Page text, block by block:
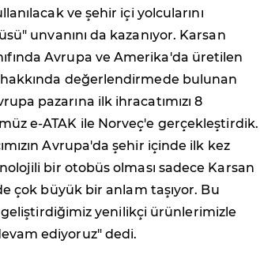
ve şehir içi yolcularını
unvanını da kazanıyor. Karsan
Avrupa ve Amerika'da üretilen
değerlendirmede bulunan
pazarına ilk ihracatımızı 8
e-ATAK ile Norveç'e gerçekleştirdik.
Avrupa'da şehir içinde ilk kez
bir otobüs olması sadece Karsan
çok büyük bir anlam taşıyor. Bu
yenilikçi ürünlerimizle
ediyoruz" dedi.